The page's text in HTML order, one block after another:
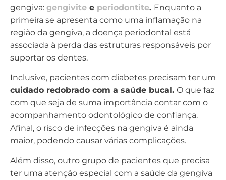
gengiva: gengivite e periodontite. Enquanto a
primeira se apresenta como uma inflamação na
região da gengiva, a doença periodontal está
associada à perda das estruturas responsáveis por
suportar os dentes.
Inclusive, pacientes com diabetes precisam ter um
cuidado redobrado com a saúde bucal. O que faz
com que seja de suma importância contar com o
acompanhamento odontológico de confiança.
Afinal, o risco de infecções na gengiva é ainda
maior, podendo causar várias complicações.
Além disso, outro grupo de pacientes que precisa
ter uma atenção especial com a saúde da gengiva